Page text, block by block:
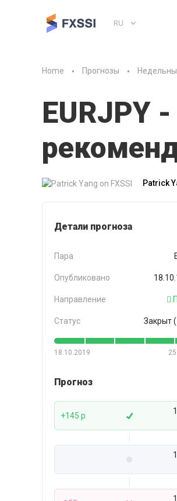
RU
Home Прогнозы
EURJPY
Patrick
Детали прогноза
Пара
Опубликовано
Направление
Статус Закрыт
18.10.2019
Прогноз
+145 p